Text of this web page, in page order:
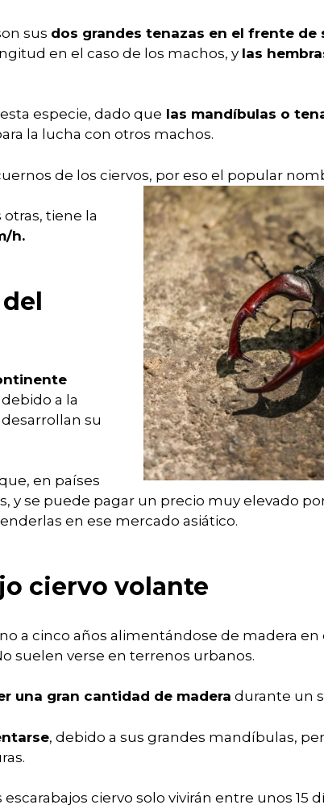
sus dos grandes tenazas en el frente de
en el caso de los machos, y las
especie, dado que las mandíbulas o
la lucha con otros machos.
de los ciervos, por eso el popular
tiene la
h.
a la
su
en países
y se puede pagar un precio muy elevado
en ese mercado asiático.
ciervo volante
a cinco años alimentándose de madera
suelen verse en terrenos urbanos.
una gran cantidad de madera durante un
, debido a sus grandes mandíbulas,
ciervo solo vivirán entre unos 15